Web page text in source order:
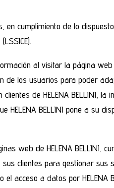
en cumplimiento de lo
al visitar la página
de los usuarios para poder
de HELENA BELLINI, la
BELLINI pone a su
web de HELENA BELLINI,
clientes para gestionar sus
acceso a datos por HELENA